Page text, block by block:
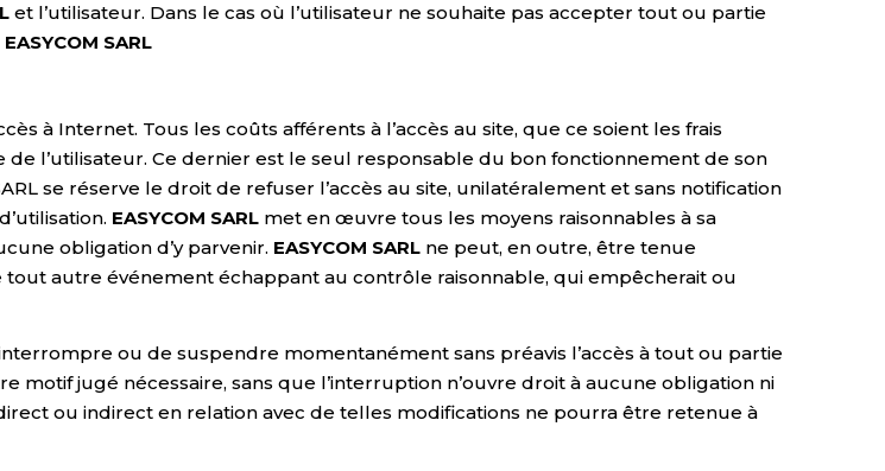
et l’utilisateur. Dans le cas où l’utilisateur ne souhaite pas accepter tout ou partie
EASYCOM SARL
à Internet. Tous les coûts afférents à l’accès au site, que ce soient les frais
l’utilisateur. Ce dernier est le seul responsable du bon fonctionnement de son
se réserve le droit de refuser l’accès au site, unilatéralement et sans notification
EASYCOM SARL met en œuvre tous les moyens raisonnables à sa
obligation d’y parvenir. EASYCOM SARL ne peut, en outre, être tenue
autre événement échappant au contrôle raisonnable, qui empêcherait ou
ou de suspendre momentanément sans préavis l’accès à tout ou partie
motif jugé nécessaire, sans que l’interruption n’ouvre droit à aucune obligation ni
ou indirect en relation avec de telles modifications ne pourra être retenue à